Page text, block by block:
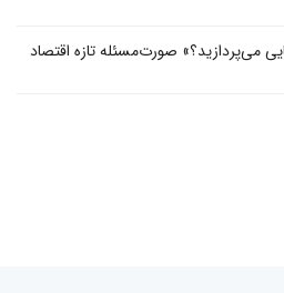
می‌پردازید؟» صورت‌مسئله تازه اقتصاد